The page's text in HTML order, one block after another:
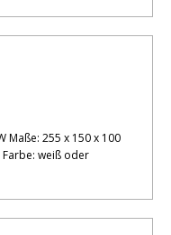
Maße: 255 x 150 x 100
Farbe: weiß oder